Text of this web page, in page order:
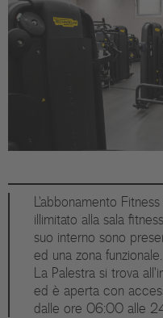
L'abbonamento
illimitato alla sala
suo interno sono
ed una zona funzionale.
La Palestra si trova
ed è aperta con
dalle ore 06:00 alle